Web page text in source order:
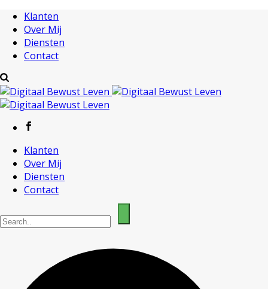
Klanten
Over Mij
Diensten
Contact
Klanten
Over Mij
Diensten
Contact